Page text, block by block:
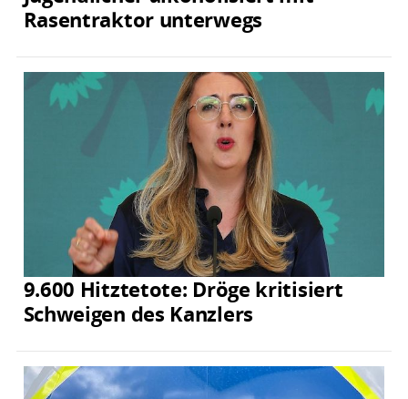
Rasentraktor unterwegs
9.600 Hitztetote: Dröge kritisiert
Schweigen des Kanzlers